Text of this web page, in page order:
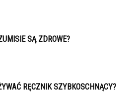
SĄ ZDROWE?
RĘCZNIK SZYBKOSCHNĄCY?